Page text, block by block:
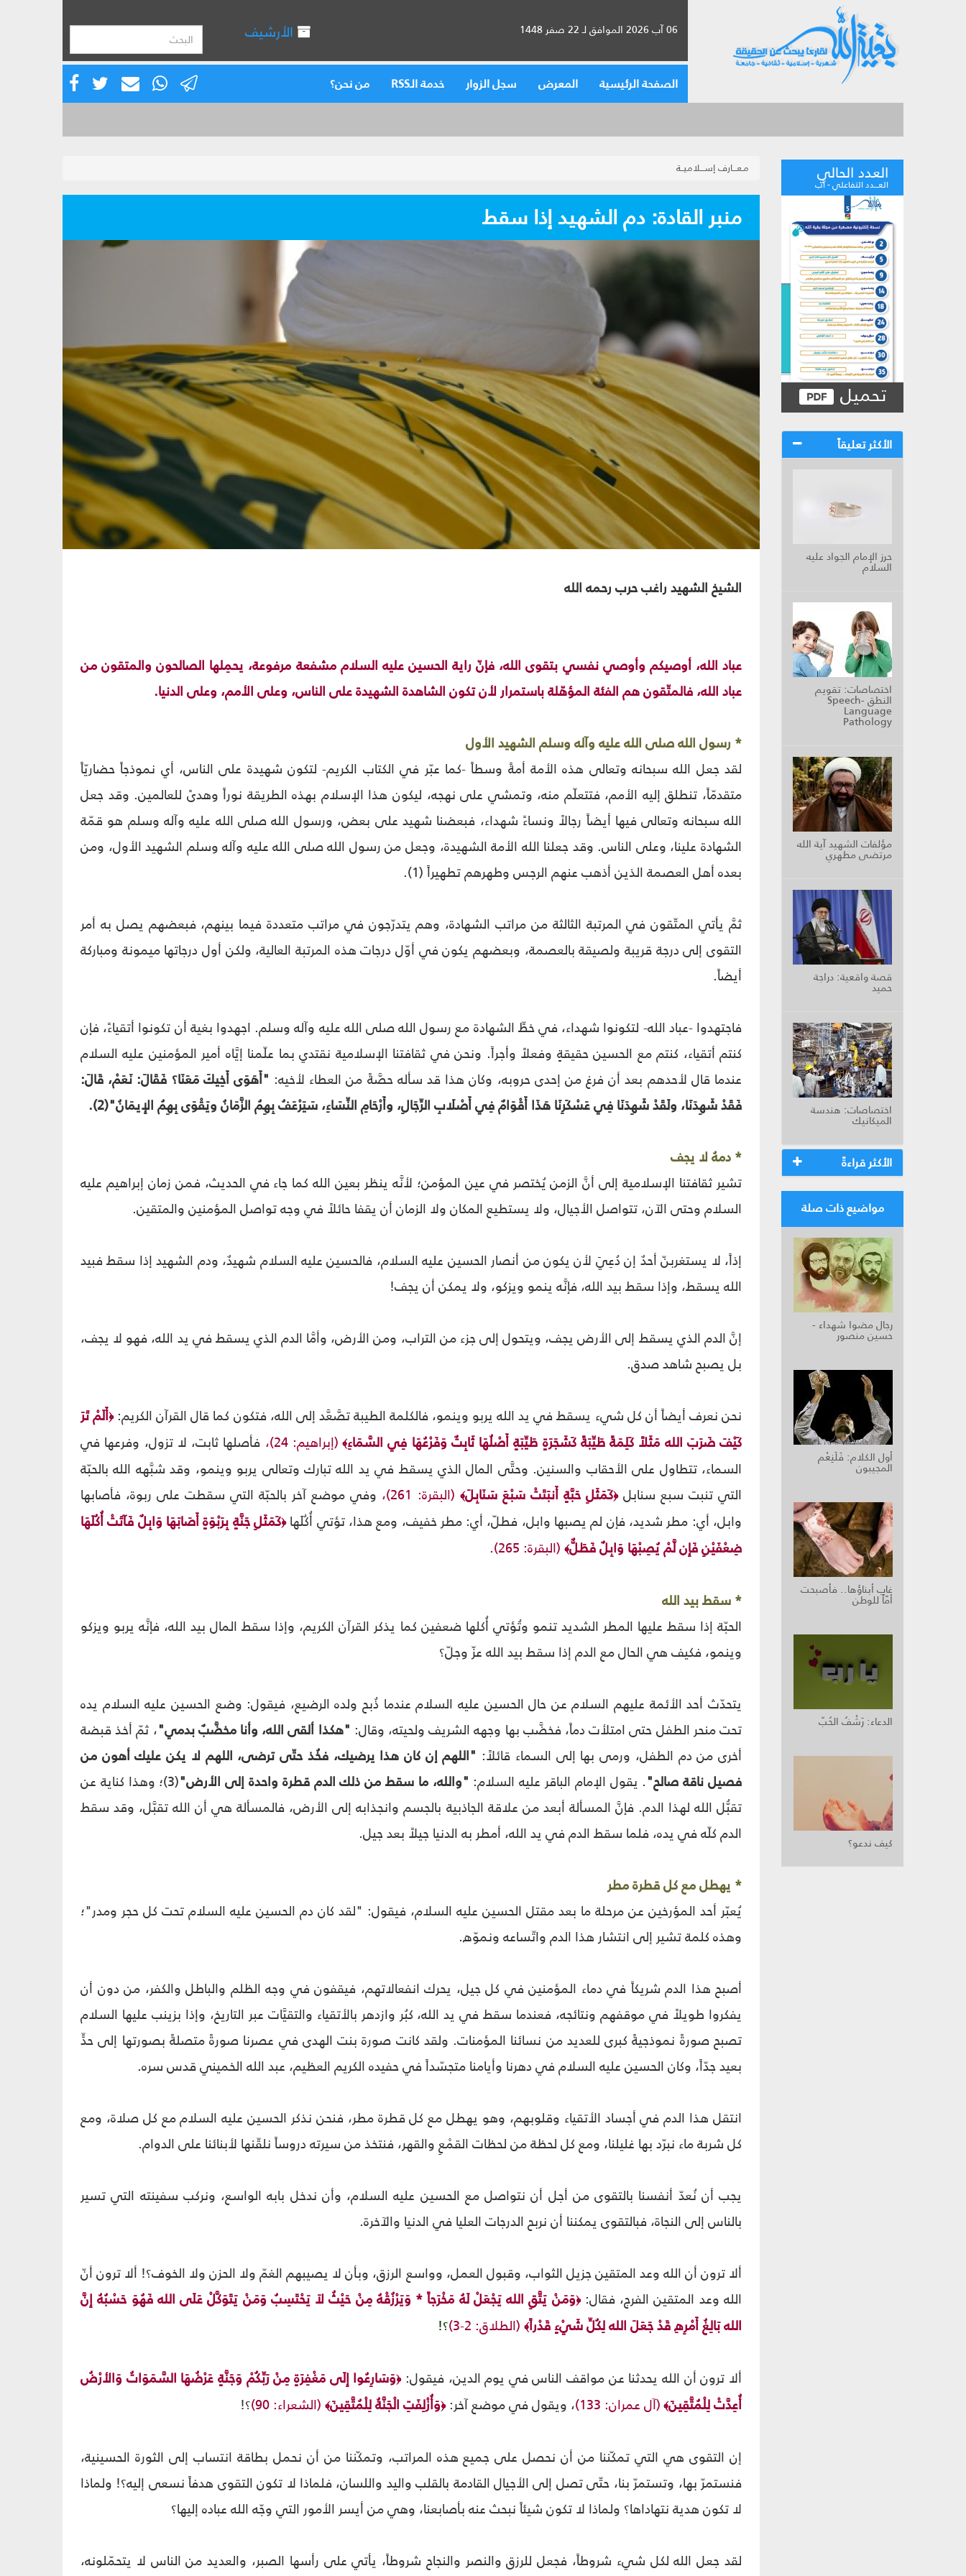
06 آب 2026 الموافق لـ 22 صفر 1448 الأرشيف
الصفحة الرئيسية المعرض سجل الزوار خدمة الـRSS من نحن؟
العدد الحالي
العـــدد التفاعلي - آب
تحميل
الأكثر تعليقاً
حرز الإمام الجواد عليه
السلام
اختصاصات: تقويم
النطق Speech-
Language
Pathology
مؤلفات الشهيد آية الله
مرتضى مطهري
قصة واقعية: دراجة
حميد
اختصاصات: هندسة
الميكانيك
الأكثر قراءةً
مواضيع ذات صلة
رجال مضوا شهداء -
حسين منصور
أول الكلام: فَلَنِعْم
المجيبون
غاب أبناؤها.. فأصبحت
أمّاً للوطن
الدعاء: رَشْفُ الحُبّ
كيف ندعو؟
مـعـــارف إســـلاميــة
منبر القادة: دم الشهيد إذا سقط
الشيخ الشهيد راغب حرب رحمه الله
عباد الله، أوصيكم وأوصي نفسي بتقوى الله، فإنّ راية الحسين عليه السلام مشفعة مرفوعة، يحمِلها الصالحون والمتقون من
عباد الله، فالمتّقون هم الفئة المؤهّلة باستمرار لأن تكون الشاهدة الشهيدة على الناس، وعلى الأمم، وعلى الدنيا.
* رسول الله صلى الله عليه وآله وسلم الشهيد الأول
لقد جعل الله سبحانه وتعالى هذه الأمة أمةً وسطاً -كما عبّر في الكتاب الكريم- لتكون شهيدة على الناس، أي نموذجاً حضاريّاً
متقدمّاً، تنطلق إليه الأمم، فتتعلّم منه، وتمشي على نهجه، ليكون هذا الإسلام بهذه الطريقة نوراً وهدىً للعالمين. وقد جعل
الله سبحانه وتعالى فيها أيضاً رجالاً ونساءً شهداء، فبعضنا شهيد على بعض، ورسول الله صلى الله عليه وآله وسلم هو قمّة
الشهادة علينا، وعلى الناس. وقد جعلنا الله الأمة الشهيدة، وجعل من رسول الله صلى الله عليه وآله وسلم الشهيد الأول، ومن
بعده أهل العصمة الذين أذهب عنهم الرجس وطهرهم تطهيراً (1).
ثمَّ يأتي المتّقون في المرتبة الثالثة من مراتب الشهادة، وهم يتدرّجون في مراتب متعددة فيما بينهم، فبعضهم يصل به أمر
التقوى إلى درجة قريبة ولصيقة بالعصمة، وبعضهم يكون في أوّل درجات هذه المرتبة العالية، ولكن أول درجاتها ميمونة ومباركة
أيضاً.
فاجتهدوا -عباد الله- لتكونوا شهداء، في خطِّ الشهادة مع رسول الله صلى الله عليه وآله وسلم. اجهدوا بغية أن تكونوا أتقياءً، فإن
كنتم أتقياء، كنتم مع الحسين حقيقةٍ وفعلاً وأجراً. ونحن في ثقافتنا الإسلامية نقتدي بما علّمنا إيَّاه أمير المؤمنين عليه السلام
عندما قال لأحدهم بعد أن فرغ من إحدى حروبه، وكان هذا قد سأله حصَّةً من العطاء لأخيه: "أَهَوَى أَخِيكَ مَعَنَا؟ فَقَالَ: نَعَمْ، قَالَ:
فَقَدْ شَهِدَنَا، ولَقَدْ شَهِدَنَا فِي عَسْكَرِنَا هَذَا أَقْوَامٌ فِي أَصْلَابِ الرِّجَالِ، وأَرْحَامِ النِّسَاءِ، سَيَرْعَفُ بِهِمُ الزَّمَانُ ويَقْوَى بِهِمُ الإِيمَانُ"(2).
* دمهُ لا يجف
تشير ثقافتنا الإسلامية إلى أنَّ الزمن يُختصر في عين المؤمن؛ لأنَّه ينظر بعين الله كما جاء في الحديث، فمن زمان إبراهيم عليه
السلام وحتى الآن، تتواصل الأجيال، ولا يستطيع المكان ولا الزمان أن يقفا حائلاً في وجه تواصل المؤمنين والمتقين.
إذاً، لا يستغربنّ أحدٌ إن دُعِيَ لأن يكون من أنصار الحسين عليه السلام، فالحسين عليه السلام شهيدٌ، ودم الشهيد إذا سقط فبيد
الله يسقط، وإذا سقط بيد الله، فإنَّه ينمو ويزكو، ولا يمكن أن يجف!
إنَّ الدم الذي يسقط إلى الأرض يجف، ويتحول إلى جزء من التراب، ومن الأرض، وأمَّا الدم الذي يسقط في يد الله، فهو لا يجف،
بل يصبح شاهد صدق.
نحن نعرف أيضاً أن كل شيء يسقط في يد الله يربو وينمو، فالكلمة الطيبة تصَّعَّد إلى الله، فتكون كما قال القرآن الكريم:﴿أَلَمْ تَرَ
كَيْفَ ضَرَبَ الله مَثَلاً كَلِمَةً طَيِّبَةً كَشَجَرَةٍ طَيِّبَةٍ أَصْلُهَا ثَابِتٌ وَفَرْعُهَا فِي السَّمَاءِ﴾ (إبراهيم: 24)،
فأصلها ثابت، لا تزول، وفرعها في
السماء، تتطاول على الأحقاب والسنين. وحتَّى المال الذي يسقط في يد الله تبارك وتعالى يربو وينمو، وقد شبَّهه الله بالحبّة
التي تنبت سبع سنابل﴿كَمَثَلِ حَبَّةٍ أَنبَتَتْ سَبْعَ سَنَابِلَ﴾ (البقرة: 261)،
وفي موضع آخر بالحبّة التي سقطت على ربوة، فأصابها
وابل، أي: مطر شديد، فإن لم يصبها وابل، فطلّ، أي: مطر خفيف، ومع هذا، تؤتي أُكُلَها ﴿كَمَثَلِ جَنَّةٍ بِرَبْوَةٍ أَصَابَهَا وَابِلٌ فَآتَتْ أُكُلَهَا
ضِعْفَيْنِ فَإِن لَّمْ يُصِبْهَا وَابِلٌ فَطَلٌّ﴾ (البقرة: 265).
* سقط بيد الله
الحبّة إذا سقط عليها المطر الشديد تنمو وتُؤتي أُكلها ضعفين كما يذكر القرآن الكريم، وإذا سقط المال بيد الله، فإنَّه يربو ويزكو
وينمو، فكيف هي الحال مع الدم إذا سقط بيد الله عزّ وجلّ؟
يتحدّث أحد الأئمة عليهم السلام عن حال الحسين عليه السلام عندما ذُبح ولده الرضيع، فيقول: وضع الحسين عليه السلام يده
تحت منحر الطفل حتى امتلأت دماً، فخضَّب بها وجهه الشريف ولحيته، وقال: "هكذا ألقى الله، وأنا مخضَّبٌ بدمي"، ثمّ أخذ قبضة
أخرى من دم الطفل، ورمى بها إلى السماء قائلاً: "اللهم إن كان هذا يرضيك، فخُذ حتّى ترضى، اللهم لا يكن عليك أهون من
فصيل ناقة صالح". يقول الإمام الباقر عليه السلام: "والله، ما سقط من ذلك الدم قطرة واحدة إلى الأرض"
(3)؛ وهذا كناية عن
تقبُّل الله لهذا الدم. فإنَّ المسألة أبعد من علاقة الجاذبية بالجسم وانجذابه إلى الأرض، فالمسألة هي أن الله تقبَّل، وقد سقط
الدم كلّه في يده، فلما سقط الدم في يد الله، أمطر به الدنيا جيلاً بعد جيل.
* يهطل مع كل قطرة مطر
يُعبّر أحد المؤرخين عن مرحلة ما بعد مقتل الحسين عليه السلام، فيقول: "لقد كان دم الحسين عليه السلام تحت كل حجر ومدر"؛
وهذه كلمة تشير إلى انتشار هذا الدم واتّساعه ونموّه.
أصبح هذا الدم شريكاً في دماء المؤمنين في كل جيل، يحرك انفعالاتهم، فيقفون في وجه الظلم والباطل والكفر، من دون أن
يفكروا طويلاً في موقفهم ونتائجه، فعندما سقط في يد الله، كبُر وازدهر بالأتقياء والتقيَّات عبر التاريخ، وإذا بزينب عليها السلام
تصبح صورةً نموذجيةً كبرى للعديد من نسائنا المؤمنات. ولقد كانت صورة بنت الهدى في عصرنا صورةً متصلةً بصورتها إلى حدٍّ
بعيد جدّاً، وكان الحسين عليه السلام في دهرنا وأيامنا متجسّداً في حفيده الكريم العظيم، عبد الله الخميني قدس سره.
انتقل هذا الدم في أجساد الأتقياء وقلوبهم، وهو يهطل مع كل قطرة مطر، فنحن نذكر الحسين عليه السلام مع كل صلاة، ومع
كل شربة ماء نبرّد بها غليلنا، ومع كل لحظة من لحظات القمْعِ والقهر، فنتخذ من سيرته دروساً نلقّنها لأبنائنا على الدوام.
يجب أن نُعدّ أنفسنا بالتقوى من أجل أن نتواصل مع الحسين عليه السلام، وأن ندخل بابه الواسع، ونركب سفينته التي تسير
بالناس إلى النجاة، فبالتقوى يمكننا أن نربح الدرجات العليا في الدنيا والآخرة.
ألا ترون أن الله وعد المتقين جزيل الثواب، وقبول العمل، وواسع الرزق، وبأن لا يصيبهم الغمّ ولا الحزن ولا الخوف؟! ألا ترون أنّ
الله وعد المتقين الفرج، فقال:﴿وَمَنْ يَتَّقِ الله يَجْعَلْ لَهُ مَخْرَجاً * وَيَرْزُقْهُ مِنْ حَيْثُ لاَ يَحْتَسِبُ وَمَنْ يَتَوَكَّلْ عَلَى الله فَهُوَ حَسْبُهُ إِنَّ
الله بَالِغُ أَمْرِهِ قَدْ جَعَلَ الله لِكُلِّ شَيْءٍ قَدْراً﴾ (الطلاق: 2-3) ؟!
ألا ترون أن الله يحدثنا عن مواقف الناس في يوم الدين، فيقول:﴿وَسَارِعُوا إِلَى مَغْفِرَةٍ مِنْ رَبِّكُمْ وَجَنَّةٍ عَرْضُهَا السَّمَوَاتُ وَالأرْضُ
أُعِدَّتْ لِلْمُتَّقِينَ﴾ (آل عمران: 133) ، ويقول في موضع آخر:﴿وَأُزْلِفَتِ الْجَنَّةُ لِلْمُتَّقِينَ﴾ (الشعراء: 90) ؟!
إن التقوى هي التي تمكّننا من أن نحصل على جميع هذه المراتب، وتمكّننا من أن نحمل بطاقة انتساب إلى الثورة الحسينية،
فنستمرّ بها، وتستمرّ بنا، حتّى تصل إلى الأجيال القادمة بالقلب واليد واللسان، فلماذا لا تكون التقوى هدفاً نسعى إليه؟! ولماذا
لا تكون هدية نتهاداها؟ ولماذا لا تكون شيئاً نبحث عنه بأصابعنا، وهي من أيسر الأمور التي وجّه الله عباده إليها؟
لقد جعل الله لكل شيء شروطاً، فجعل للرزق والنصر والنجاح شروطاً، يأتي على رأسها الصبر، والعديد من الناس لا يتحمّلونه،